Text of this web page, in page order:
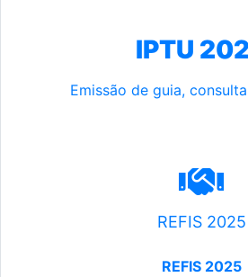
IPTU
Emissão de guia,
REFIS 2025
REFIS 2025